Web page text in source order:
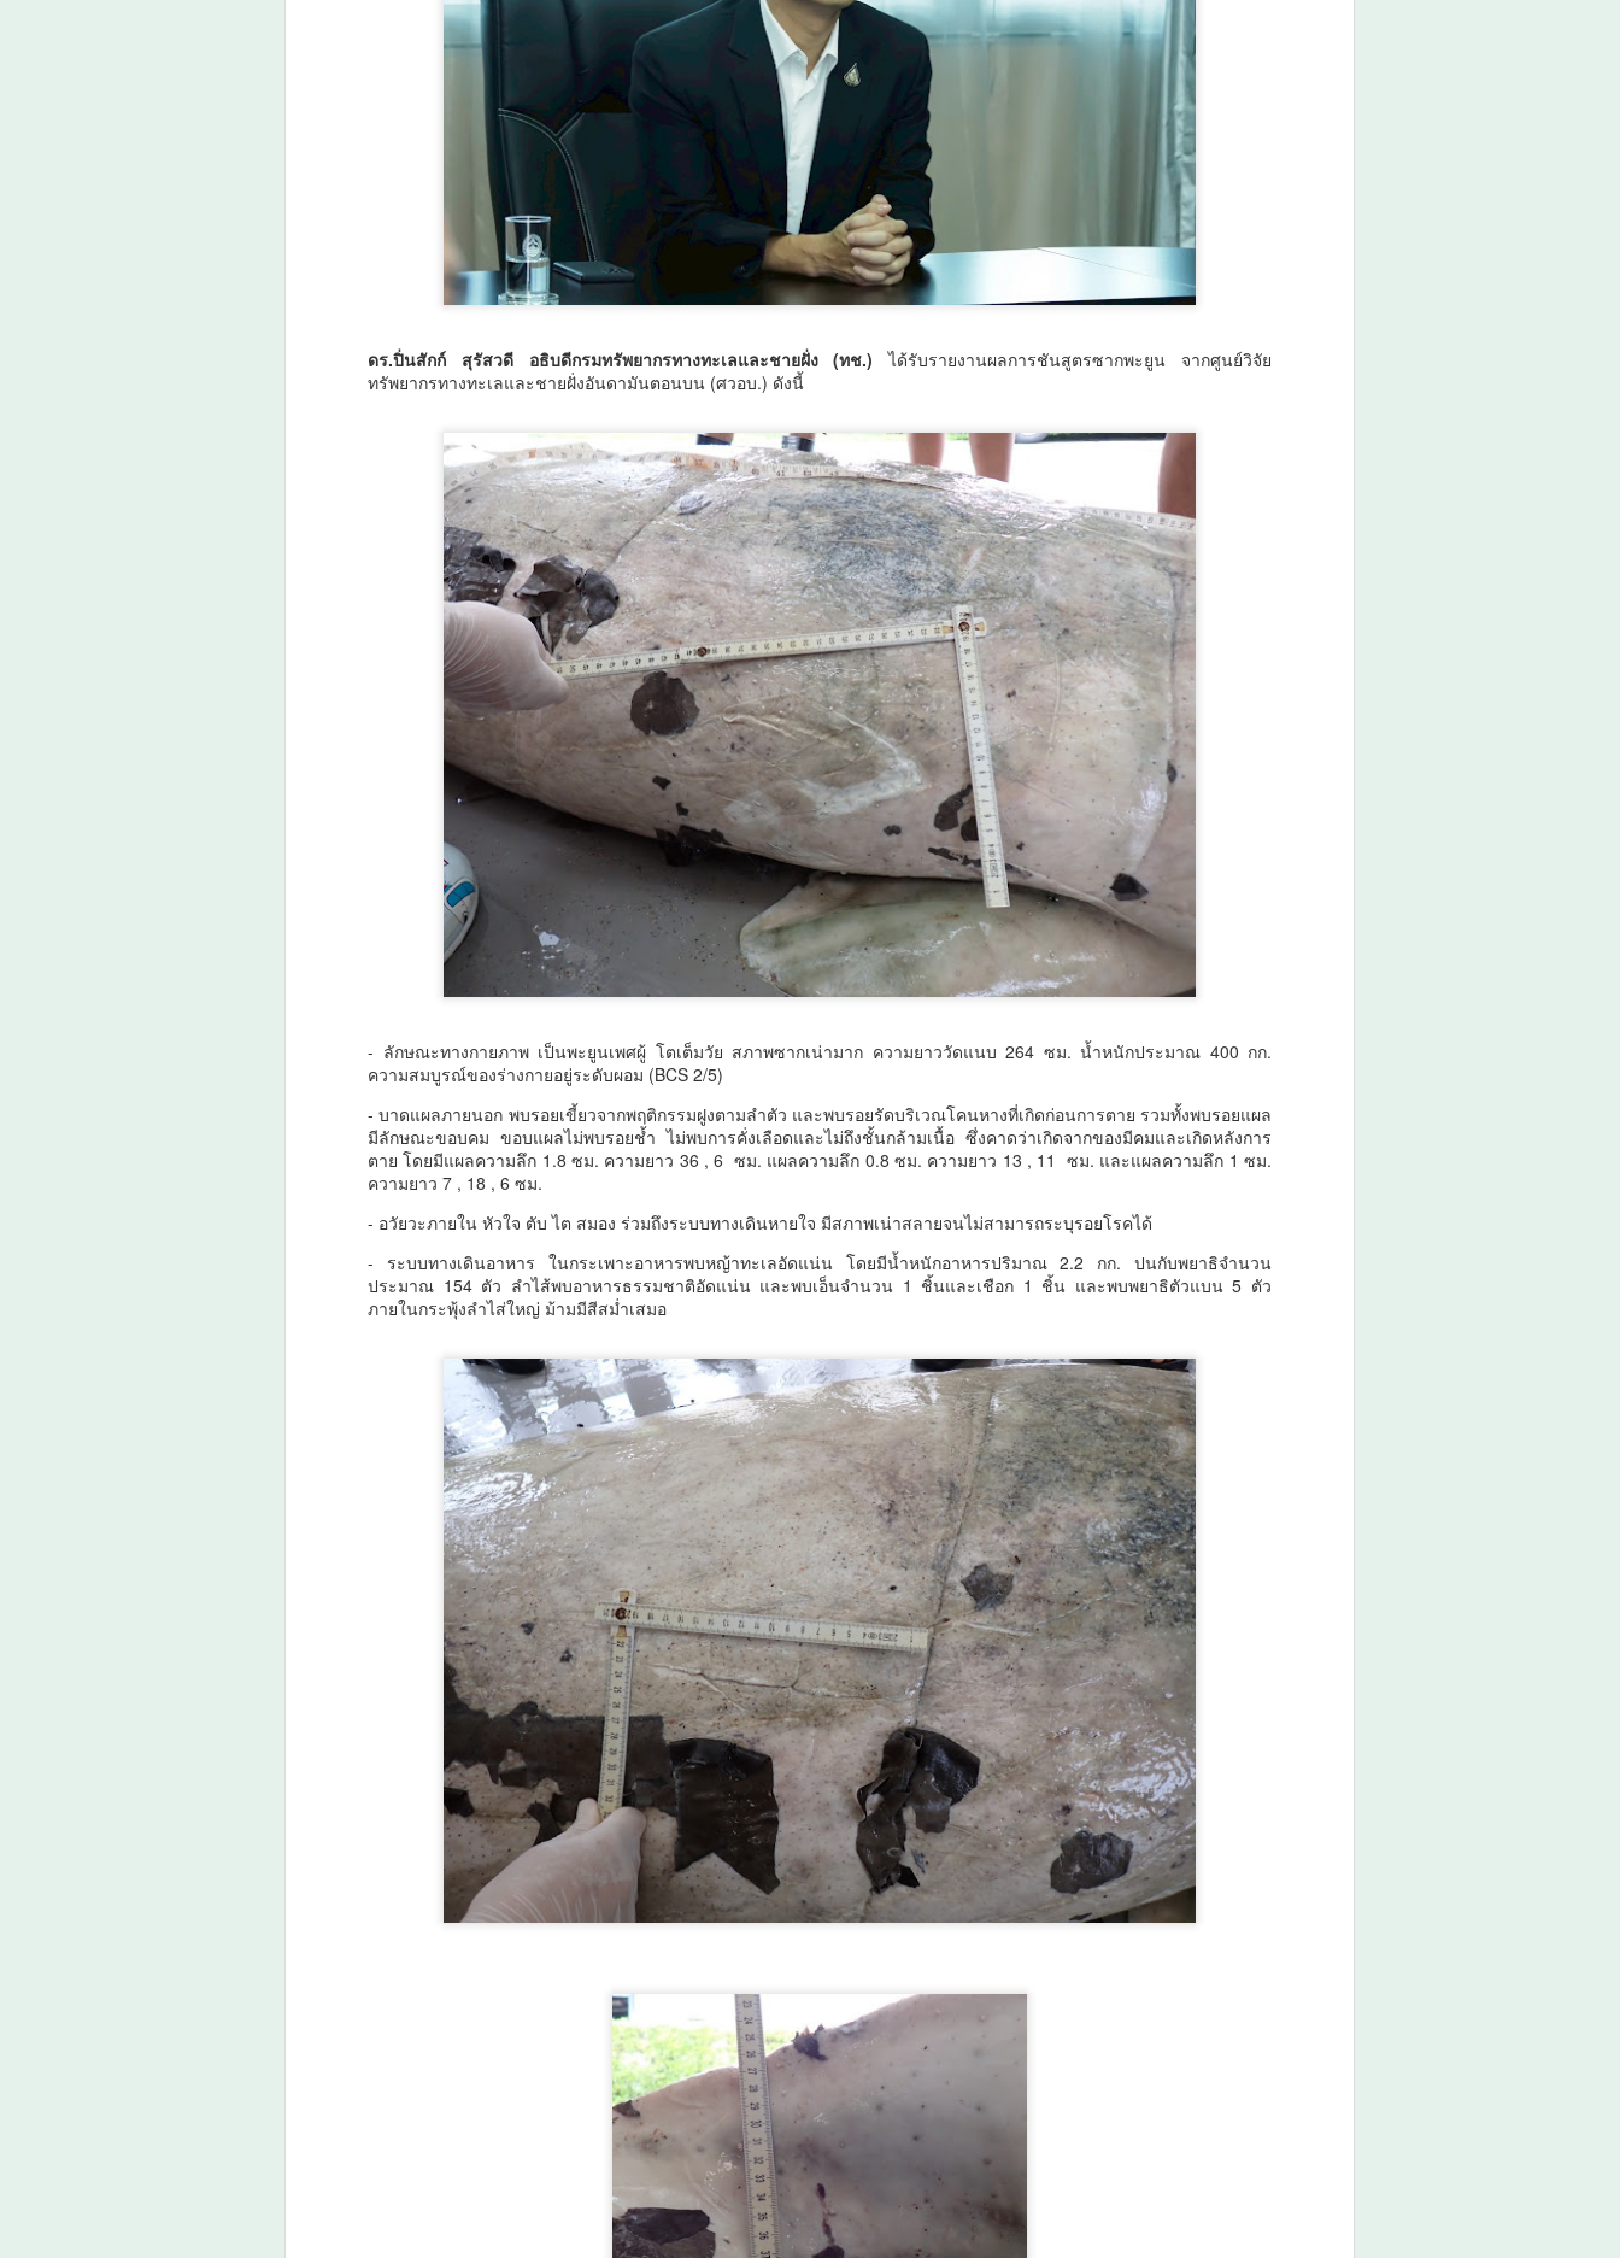
ดร.ปิ่นสักก์ สุรัสวดี อธิบดีกรมทรัพยากรทางทะเลและชายฝั่ง (ทช.) ได้รับรายงานผลการชันสูตรซากพะยูน จากศูนย์วิจัย
ทรัพยากรทางทะเลและชายฝั่งอันดามันตอนบน (ศวอบ.) ดังนี้
- ลักษณะทางกายภาพ เป็นพะยูนเพศผู้ โตเต็มวัย สภาพซากเน่ามาก ความยาววัดแนบ 264 ซม. น้ำหนักประมาณ 400 กก.
ความสมบูรณ์ของร่างกายอยู่ระดับผอม (BCS 2/5)
- บาดแผลภายนอก พบรอยเขี้ยวจากพฤติกรรมฝูงตามลำตัว และพบรอยรัดบริเวณโคนหางที่เกิดก่อนการตาย รวมทั้งพบรอยแผล
มีลักษณะขอบคม ขอบแผลไม่พบรอยช้ำ ไม่พบการคั่งเลือดและไม่ถึงชั้นกล้ามเนื้อ ซึ่งคาดว่าเกิดจากของมีคมและเกิดหลังการ
ตาย โดยมีแผลความลึก 1.8 ซม. ความยาว 36 , 6 ซม. แผลความลึก 0.8 ซม. ความยาว 13 , 11 ซม. และแผลความลึก 1 ซม.
ความยาว 7 , 18 , 6 ซม.
- อวัยวะภายใน หัวใจ ตับ ไต สมอง ร่วมถึงระบบทางเดินหายใจ มีสภาพเน่าสลายจนไม่สามารถระบุรอยโรคได้
- ระบบทางเดินอาหาร ในกระเพาะอาหารพบหญ้าทะเลอัดแน่น โดยมีน้ำหนักอาหารปริมาณ 2.2 กก. ปนกับพยาธิจำนวน
ประมาณ 154 ตัว ลำไส้พบอาหารธรรมชาติอัดแน่น และพบเอ็นจำนวน 1 ชิ้นและเชือก 1 ชิ้น และพบพยาธิตัวแบน 5 ตัว
ภายในกระพุ้งลำไส่ใหญ่ ม้ามมีสีสม่ำเสมอ
บริษ
การขับเคลื่อนการพัฒนากำลังคนที่ทันสมัย
กรมพัฒน์ คว้ารางวัล GDCC GOV Cloud Awards ตอกย้ำความสำเร็จของ
ระบบ DSD Online Training ในการขับเคลื่อนการพัฒนากำลังคนที่ทันสมัย
กรมพัฒนาฝีมือแรงงาน ได้รับรางวัล GDCC GOV Cloud Awards ประจำปี
พ.ศ.
AUG
6
ศน. ร่วมกับจังหวัดสตูล จัดกิจกรรม “พลังศรัทธาถวาย
เทียนพรรษา 2 แผ่นดิน สานสัมพันธ์ ไทย – มาเลเซีย”
เชิญชวนพุทธศาสนิกชน งด ละ เลิกอบายมุข เนื่องใน
ศน.
AUG
6
มูลนิธิกองทุนนิยมไทย จับมือ กระทรวงวัฒนธรรม แถลง
เปิดตัวโครงการ ประกวดอัตลักษณ์อาหารภูมิภาค "รส
ถิ่นไทย" เฟ้นหาเมนูต้นตำรับ 4 ภูมิภาค ดัน Soft Power สู่
ระดับโลก
มูลนิธิกองทุนนิยมไทย จับมือ กระทรวงวัฒนธรรม แถลงเปิดตัวโครงการ
ประกวดอัตลักษณ์อาหารภูมิภาค "รสถิ่นไทย" เฟ้นหาเมนูต้นตำรับ 4 ภูมิภาค
ดัน Soft Power สู่ระดับโลก
เมื่อวันที่ 5 สิงหาคม 2569 — มูลนิธิกองทุนนิยมไทย ร่วมกับกระทรวง
วัฒนธรรม โดยกรมส่งเสริมวัฒนธรรม แถลงข่าวเปิดตัวโครงการประกวดอัต
ลักษณ์อาหารภูมิภาค "รสถิ่นไทย" ณ มูลนิธิกองทุนนิยมไทย เขตบางรัก
กรุงเทพฯ เพื่อรวบรวม ยกระดับ และส่งเสริมอัตลักษณ์อาหารท้องถิ่นไทยสู่
การสร้างมูลค่าเพิ่มทางเศรษฐกิจ และการท่องเที่ยวเชิงอาหาร อย่างยั่งยืน
6
นครบาล 1 กัดไม่ปล่อย! แกะรอยขยายผลกลุ่มนักบิน จับ
ไอซ์ล๊อตมหึมากว่า 300 โล ก่อนเข้ากลางกรุง
นครบาล 1 กัดไม่ปล่อย! แกะรอยขยายผลกลุ่มนักบิน จับไอซ์ล๊อตมหึมากว่า
300 โล ก่อนเข้ากลางกรุง
ย้อนไปเมื่อ 16 มี.ค.2569 ที่ผ่านมา กก.สืบสวนนครบาล 1 บช.น.
AUG
5
วธ. เดินหน้าจัดตั้ง และรับรองวัดคาทอลิกแห่งใหม่หนุน
บทบาทศาสนสถาน เป็นแหล่งปลูกฝังคุณธรรมของศาสนิ
กชน
วธ. เดินหน้าจัดตั้ง และรับรองวัดคาทอลิกแห่งใหม่หนุนบทบาทศาสนสถาน
เป็นแหล่งปลูกฝังคุณธรรมของศาสนิกชน
นางสาวซาบีดา ไทยเศรษฐ์ รัฐมนตรีว่าการกระทรวงวัฒนธรรม (รมว.วธ.)
เปิดเผยว่า ที่ประชุมคณะรัฐมนตรี (ครม.) เมื่อวันที่ 5 สิงหาคม 2569 มีมติ
เห็นชอบการจัดตั้งวัดคาทอลิกจำนวน 5 แห่ง และเห็นชอบการรับรองวัด
คาทอลิกเพิ่มเติมอีก 1 แห่ง ตามที่กระทรวงวัฒนธรรม (วธ.) เสนอ เพื่อเป็นวัด
คาทอลิกตามระเบียบสำนักนายกรัฐมนตรี ว่าด้วยแนวทางพิจารณาในการจัด
พลาสติกสู่มาตรฐานสากล
วศ.อว. จับมือ ทช.ทส.
AUG
5
“AppTech”​ ยกกำลังประเทศไทยจากฐานราก​ เมื่อ
เทคโนโลยีที่เหมาะสมเป็นกลไกยกระดับทุนมนุษย์
“AppTech”​ ยกกำลังประเทศไทยจากฐานราก​ เมื่อเทคโนโลยีที่เหมาะสมเป็น
กลไกยกระดับทุนมนุษย์
หน่วยบริหารจัดการทุนด้านพัฒนาพื้นที่ (บพท.) สำนักงานเร่งรัดการวิจัย
และนวัตกรรมเพื่อเพิ่มความสามารถการแข่งขันและการพัฒนาพื้นที่
(องค์การมหาชน)
ประเทศไทยกำลังเข้าสู่ช่วงเวลาที่โจทย์เศรษฐกิจไม่ใช่เพียง “ทำอย่างไรให้
เศรษฐกิจเติบโต” แต่คือ ทำอย่างไรให้การเติบโตทางเศรษฐกิจสร้างโอกาสให้
คนจำนวนมากขึ้น และทำให้คนในทุกพื้นที่สามารถเป็นผู้สร้างมูลค่าทาง
เศรษฐกิจได้ด้วยตนเอง
กรมบังคับคดี กระทรวงยุติธรรม ประกาศความพร้อมอีก
ครั้งในการเข้าร่วมงานมหกรรมทางการเงินครั้งยิ่งใหญ่
คู่คิดอัจฉริยะที่ช่วยเปลี่ยนเรื่องหนี้ที่ซับซ้อนให้กลายเป็น
เรื่องง่าย พร้อมมอบโอกาสการเริ่มต้นใหม่ทางการเงิน
ให้กับพี่น้องประชาชน
กรมบังคับคดี กระทรวงยุติธรรม ประกาศความพร้อมอีกครั้งในการเข้าร่วม
งานมหกรรมทางการเงินครั้งยิ่งใหญ่ของภาคตะวันออกเฉียงเหนือ Money
Expo Korat 2026 ภายใต้คอนเซปต์ "LED Smart Partner" มุ่งเน้นการเป็น
คู่คิดอัจฉริยะที่ช่วยเปลี่ยนเรื่องหนี้ที่ซับซ้อนให้กลายเป็นเรื่องง่าย พร้อมมอบ
โอกาสการเริ่มต้นใหม่ทางการเงินให้กับพี่น้องประชาชน
ในสภาวะเศรษฐกิจปัจจุบันที่หลายคนเผชิญกับภาระหนี้สิน กรมบังคับคดี
ที่นอนตามสรีระ คืออะไร? ทำไมคนรูปร่างต่างกัน ไม่
ควรใช้ที่นอนแบบเดียวกัน
ที่นอนตามสรีระ คืออะไร? ทำไมคนรูปร่างต่างกัน ไม่ควรใช้ที่นอนแบบ